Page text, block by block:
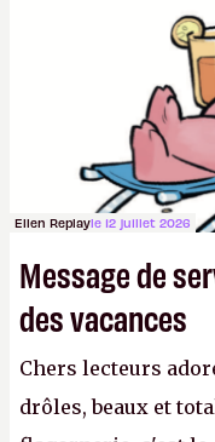
joueurs majeurs
aux adultes, qui ne
avec du pouvoir
Ellen Replayle 12 juillet 2026
Message de
des vacances
Chers lecteurs
drôles, beaux et